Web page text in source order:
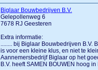
Biglaar Bouwbedrijven B.V.
Gelepollenweg 6
7678 RJ Geesteren
Extra informatie:
........ bij Biglaar Bouwbedrijven B.V.
is voor een kleine klus, en niet te
Aannemersbedrijf Biglaar op het
B.V. heeft SAMEN BOUWEN hoog